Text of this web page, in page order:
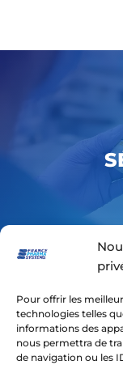
Pour offrir les
technologies telles
informations des
nous permettra de
de navigation ou les